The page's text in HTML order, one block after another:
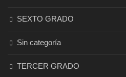
SEXTO GRADO
Sin categoría
TERCER GRADO